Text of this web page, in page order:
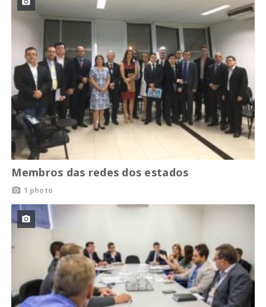

Membros das redes dos estados
 1 photo
